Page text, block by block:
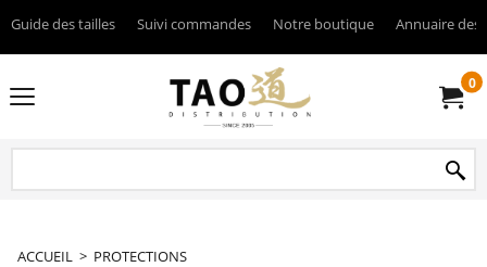
Guide des tailles Suivi commandes Notre boutique Annuaire des
0
ACCUEIL > PROTECTIONS